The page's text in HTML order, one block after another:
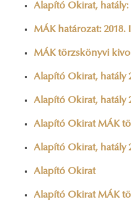
Alapító Okirat, hatály:
MÁK határozat: 2018.
MÁK törzskönyvi
Alapító Okirat, hatály
Alapító Okirat, hatály
Alapító Okirat MÁK
Alapító Okirat, hatály
Alapító Okirat
Alapító Okirat MÁK